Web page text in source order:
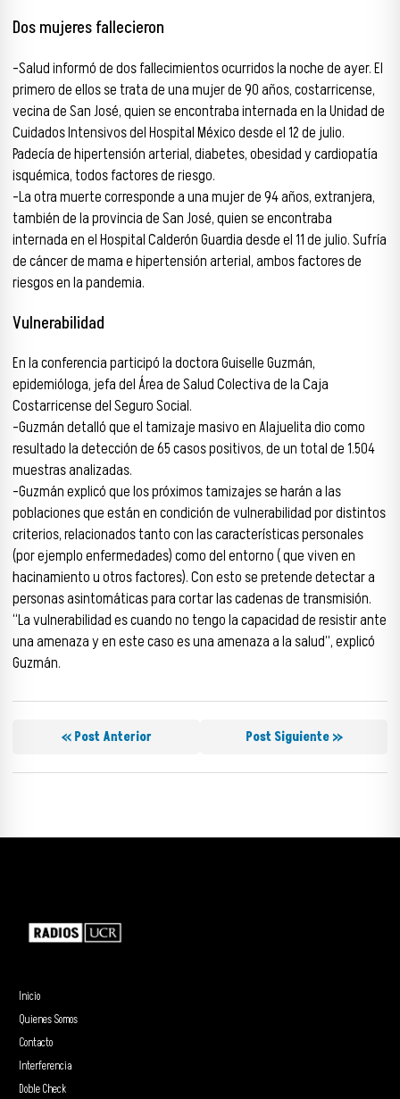
Dos mujeres fallecieron
-Salud informó de dos fallecimientos ocurridos la noche de ayer. El
primero de ellos se trata de una mujer de 90 años, costarricense,
vecina de San José, quien se encontraba internada en la Unidad de
Cuidados Intensivos del Hospital México desde el 12 de julio.
Padecía de hipertensión arterial, diabetes, obesidad y cardiopatía
isquémica, todos factores de riesgo.
-La otra muerte corresponde a una mujer de 94 años, extranjera,
también de la provincia de San José, quien se encontraba
internada en el Hospital Calderón Guardia desde el 11 de julio. Sufría
de cáncer de mama e hipertensión arterial, ambos factores de
riesgos en la pandemia.
Vulnerabilidad
En la conferencia participó la doctora Guiselle Guzmán,
epidemióloga, jefa del Área de Salud Colectiva de la Caja
Costarricense del Seguro Social.
-Guzmán detalló que el tamizaje masivo en Alajuelita dio como
resultado la detección de 65 casos positivos, de un total de 1.504
muestras analizadas.
-Guzmán explicó que los próximos tamizajes se harán a las
poblaciones que están en condición de vulnerabilidad por distintos
criterios, relacionados tanto con las características personales
(por ejemplo enfermedades) como del entorno ( que viven en
hacinamiento u otros factores). Con esto se pretende detectar a
personas asintomáticas para cortar las cadenas de transmisión.
“La vulnerabilidad es cuando no tengo la capacidad de resistir ante
una amenaza y en este caso es una amenaza a la salud”, explicó
Guzmán.
« Post Anterior Post Siguiente »
Inicio
Quienes Somos
Contacto
Interferencia
Doble Check